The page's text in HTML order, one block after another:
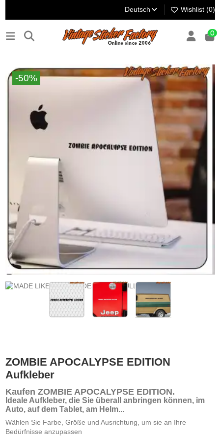
Deutsch Wishlist (0)
0
-50%
ZOMBIE APOCALYPSE EDITION
Aufkleber
Kaufen ZOMBIE APOCALYPSE EDITION.
Ideale Aufkleber, die Sie überall anbringen können, im
Auto, auf dem Tablet, am Helm...
Wählen Sie Farbe, Größe und Ausrichtung, um sie an Ihre
Bedürfnisse anzupassen